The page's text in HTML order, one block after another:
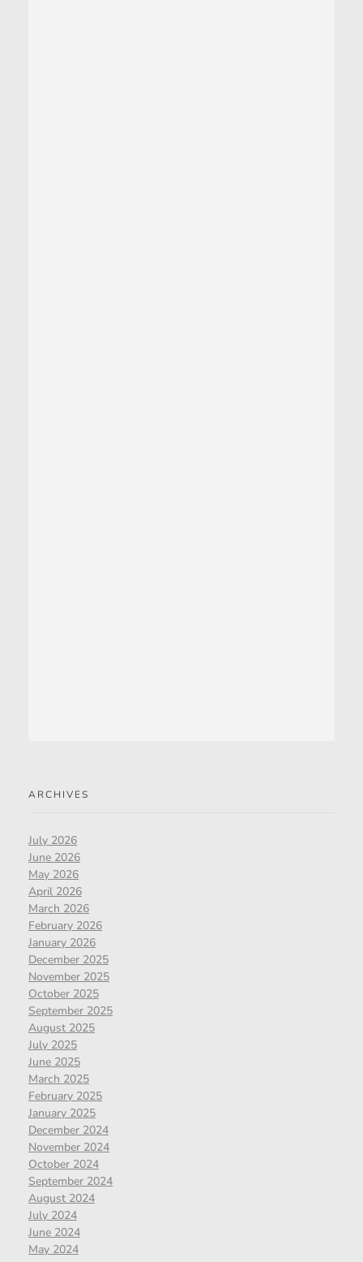
ARCHIVES
July 2026
June 2026
May 2026
April 2026
March 2026
February 2026
January 2026
December 2025
November 2025
October 2025
September 2025
August 2025
July 2025
June 2025
March 2025
February 2025
January 2025
December 2024
November 2024
October 2024
September 2024
August 2024
July 2024
June 2024
May 2024